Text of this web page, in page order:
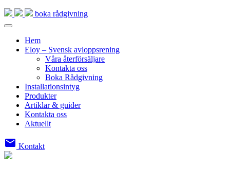
boka rådgivning
Hem
Eloy – Svensk avloppsrening
Våra återförsäljare
Kontakta oss
Boka Rådgivning
Installationsintyg
Produkter
Artiklar & guider
Kontakta oss
Aktuellt
email Kontakt